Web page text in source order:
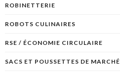
ROBINETTERIE
ROBOTS CULINAIRES
RSE / ÉCONOMIE CIRCULAIRE
SACS ET POUSSETTES DE MARCHÉ